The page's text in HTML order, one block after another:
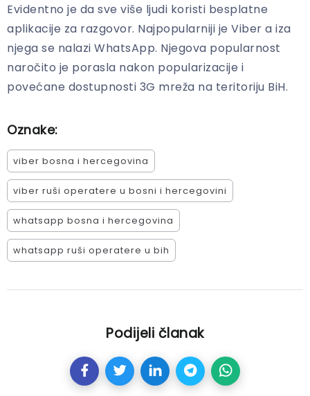
Evidentno je da sve više ljudi koristi besplatne
aplikacije za razgovor. Najpopularniji je Viber a iza
njega se nalazi WhatsApp. Njegova popularnost
naročito je porasla nakon popularizacije i
povećane dostupnosti 3G mreža na teritoriju BiH.
Oznake:
viber bosna i hercegovina
viber ruši operatere u bosni i hercegovini
whatsapp bosna i hercegovina
whatsapp ruši operatere u bih
Podijeli članak